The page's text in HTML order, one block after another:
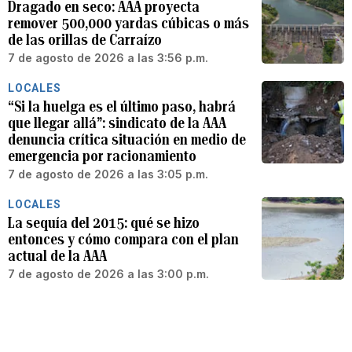
Dragado en seco: AAA proyecta
remover 500,000 yardas cúbicas o más
de las orillas de Carraízo
7 de agosto de 2026 a las 3:56 p.m.
LOCALES
“Si la huelga es el último paso, habrá
que llegar allá”: sindicato de la AAA
denuncia crítica situación en medio de
emergencia por racionamiento
7 de agosto de 2026 a las 3:05 p.m.
LOCALES
La sequía del 2015: qué se hizo
entonces y cómo compara con el plan
actual de la AAA
7 de agosto de 2026 a las 3:00 p.m.